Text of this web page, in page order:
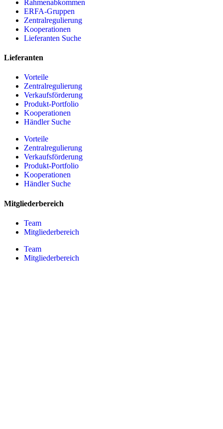
Rahmenabkommen
ERFA-Gruppen
Zentralregulierung
Kooperationen
Lieferanten Suche
Lieferanten
Vorteile
Zentralregulierung
Verkaufsförderung
Produkt-Portfolio
Kooperationen
Händler Suche
Vorteile
Zentralregulierung
Verkaufsförderung
Produkt-Portfolio
Kooperationen
Händler Suche
Mitgliederbereich
Team
Mitgliederbereich
Team
Mitgliederbereich